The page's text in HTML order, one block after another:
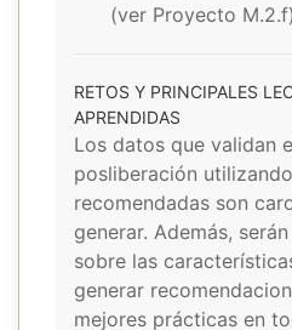
(ver Proyecto
RETOS Y PRINCIPALES
APRENDIDAS
Los datos que validan
posliberación
recomendadas son
generar. Además,
sobre las
generar
mejores prácticas en